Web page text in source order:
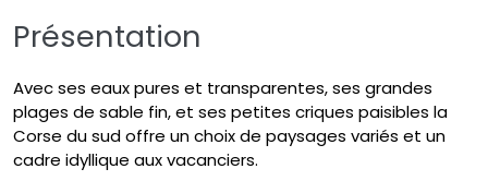
Présentation
Avec ses eaux pures et transparentes, ses grandes
plages de sable fin, et ses petites criques paisibles la
Corse du sud offre un choix de paysages variés et un
cadre idyllique aux vacanciers.